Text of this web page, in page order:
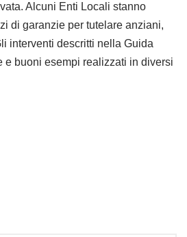
Alcuni Enti Locali stanno
di garanzie per tutelare anziani,
interventi descritti nella Guida
e buoni esempi realizzati in diversi